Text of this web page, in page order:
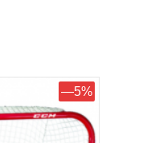
—5%